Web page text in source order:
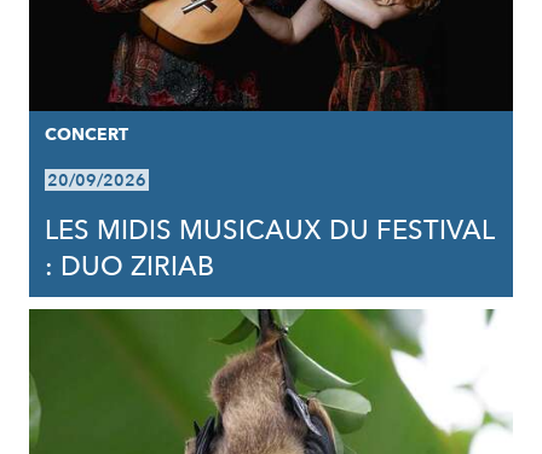
CONCERT
20/09/2026
LES MIDIS MUSICAUX DU FESTIVAL
: DUO ZIRIAB